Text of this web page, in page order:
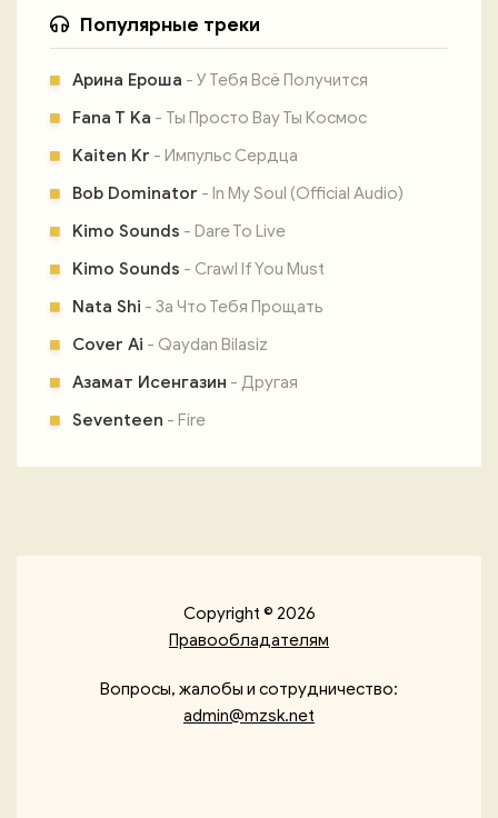
Популярные треки
Арина Ероша - У Тебя Всё Получится
Fana T Ka - Ты Просто Вау Ты Космос
Kaiten Kr - Импульс Сердца
Bob Dominator - In My Soul (Official Audio)
Kimo Sounds - Dare To Live
Kimo Sounds - Crawl If You Must
Nata Shi - За Что Тебя Прощать
Cover Ai - Qaydan Bilasiz
Азамат Исенгазин - Другая
Seventeen - Fire
Copyright © 2026
Правообладателям
Вопросы, жалобы и сотрудничество:
admin@mzsk.net